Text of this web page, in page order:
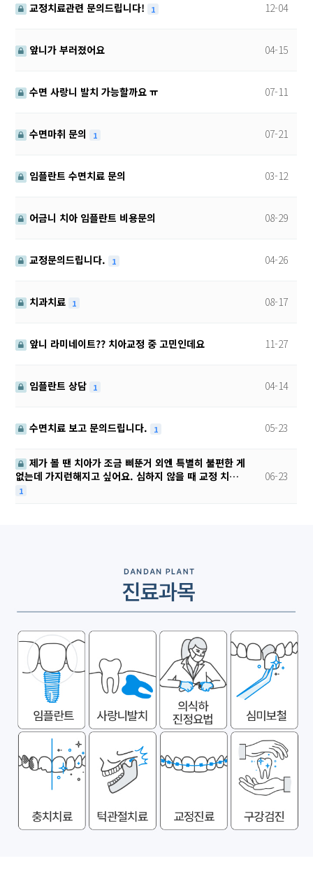
교정치료관련 문의드립니다! 1 12-04
앞니가 부러졌어요 04-15
수면 사랑니 발치 가능할까요 ㅠ 07-11
수면마취 문의 1 07-21
임플란트 수면치료 문의 03-12
어금니 치아 임플란트 비용문의 08-29
교정문의드립니다. 1 04-26
치과치료 1 08-17
앞니 라미네이트?? 치아교정 중 고민인데요 11-27
임플란트 상담 1 04-14
수면치료 보고 문의드립니다. 1 05-23
제가 볼 땐 치아가 조금 삐뚠거 외엔 특별히 불편한 게
없는데 가지런해지고 싶어요. 심하지 않을 때 교정 치…
1
06-23